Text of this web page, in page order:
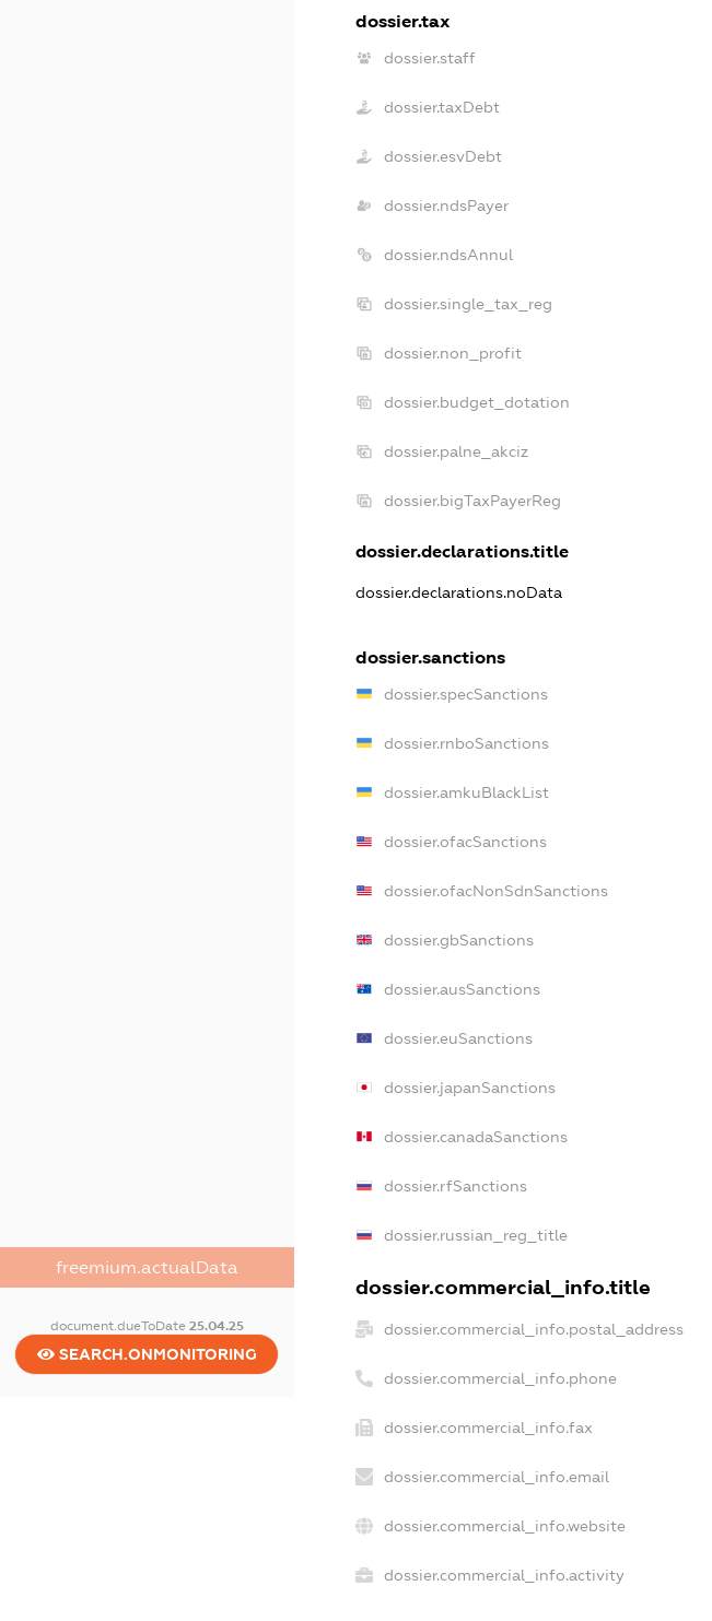
freemium.actualData
document.dueToDate 25.04.25
SEARCH.ONMONITORING
dossier.tax
dossier.staff
dossier.taxDebt
dossier.esvDebt
dossier.ndsPayer
dossier.ndsAnnul
dossier.single_tax_reg
dossier.non_profit
dossier.budget_dotation
dossier.palne_akciz
dossier.bigTaxPayerReg
dossier.declarations.title
dossier.declarations.noData
dossier.sanctions
dossier.specSanctions
dossier.rnboSanctions
dossier.amkuBlackList
dossier.ofacSanctions
dossier.ofacNonSdnSanctions
dossier.gbSanctions
dossier.ausSanctions
dossier.euSanctions
dossier.japanSanctions
dossier.canadaSanctions
dossier.rfSanctions
dossier.russian_reg_title
dossier.commercial_info.title
dossier.commercial_info.postal_address
dossier.commercial_info.phone
dossier.commercial_info.fax
dossier.commercial_info.email
dossier.commercial_info.website
dossier.commercial_info.activity